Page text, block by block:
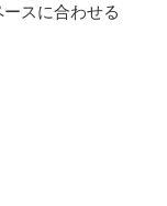
スに合わせる